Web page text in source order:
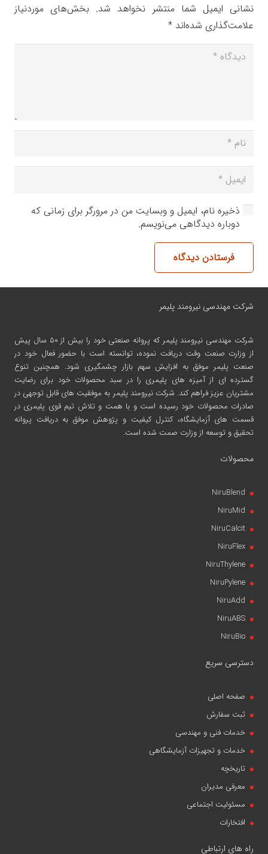
نشانی ایمیل شما منتشر نخواهد شد. بخش‌های موردنیاز
علامت‌گذاری شده‌اند *
ذخیره نام، ایمیل و وبسایت من در مرورگر برای زمانی که
دوباره دیدگاهی می‌نویسم.
فرستادن دیدگاه
شرکت مهندسی نیرومند پلیمر
شرکت مهندسی نیرومند پلیمر
که پروانه صنعتی خود را بیش از ۵۰ سال پیش
از وزارت صنعت وقت دریافت نموده، توانسته است با حضور فعال خود در
صنعت پلیمر موفق به افزایش سهم بازار چشمگیری شود. همچنین تنوع
گسترده ای از آمیزه های پلیمری را در سبد محصولات خود برای رضایت
مشتریان عزیز فراهم کند. شرکت نیرومند پلیمر به موفقیت های قابل توجهی در
صادرات محصولات خود رسیده است و با همت و تلاش تیم قوی پلیمری در
قسمت های آزمایشگاه، کنترل کیفیت و پژوهش موفق به دریافت پروانه
تحقیق و توسعه از وزارت صمت شده است.
محصولات
NiruBlend
NiruMid
NiruCalcit
NiruFlex
NiruThylene
NiruPylene
NiruAdd
NiruABS
NiruBio
دسترسی سریع
صفحه اصلی
ثبت سفارش
خدمات فنی و مهندسی
خدمات و تجهیزات آزمایشگاهی
تاریخچه
معرفی مدیران
مسئولیت اجتماعی
افتخارات
راه های ارتباطی